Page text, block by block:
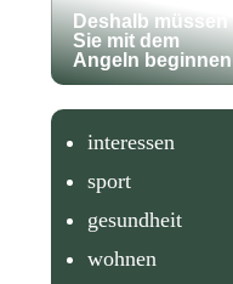
Deshalb müssen
Sie mit dem
Angeln beginnen
interessen
sport
gesundheit
wohnen